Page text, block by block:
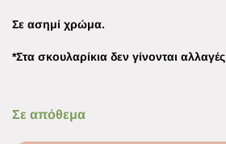
Σε ασημί χρώμα.
*Στα σκουλαρίκια δεν γίνονται αλλαγές
Σε απόθεμα